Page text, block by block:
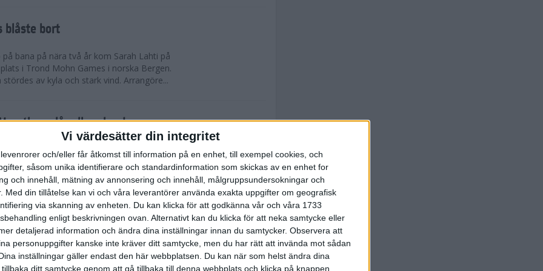
Vi värdesätter din integritet
och/eller får åtkomst till information på en enhet, till exempel cookies, och
såsom unika identifierare och standardinformation som skickas av en enhet for
och innehåll, mätning av annonsering och innehåll, målgruppsundersokningar och
Med din tillåtelse kan vi och våra leverantörer använda exakta uppgifter om geografisk
via skanning av enheten. Du kan klicka för att godkänna vår och våra 1733
enligt beskrivningen ovan. Alternativt kan du klicka för att neka samtycke eller
detaljerad information och ändra dina inställningar innan du samtycker. Observera att
personuppgifter kanske inte kräver ditt samtycke, men du har rätt att invända mot sådan
inställningar gäller endast den här webbplatsen. Du kan när som helst ändra dina
ditt samtycke genom att gå tillbaka till denna webbplats och klicka på knappen
blåste bort
bana på nära två år kom Sarah Lahti på
i Trond Mohn Games i norska Bergen.
av kyla och stark vind. Arrangöre...
slår alla rekord
i mål. Rekord i båda fallen. Det är 1863 fler
på adidas Stockholm Marathon. Och trots de
sjukdomsfall.
och dubbelt Etiopien i
Stockholm Marathon 2025
Marathon vanns i herrklassen av Onemus
och av Shewarge Alene från Etiopien i